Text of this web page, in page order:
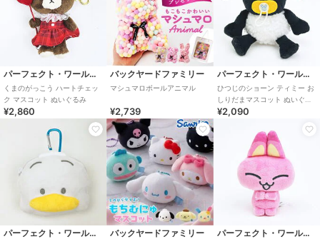
パーフェクト・ワールド・トーキョー
くまのがっこう ハートチェッ
ク マスコット ぬいぐるみ
¥2,860
バックヤードファミリー
マシュマロボールアニマル
¥2,739
パーフェクト・ワールド・トーキョー
ひつじのショーン ティミー お
しりだまマスコット ぬいぐる
み
¥2,090
パーフェクト・ワールド・トーキョー バックヤードファミリー パーフェクト・ワールド・トーキョー